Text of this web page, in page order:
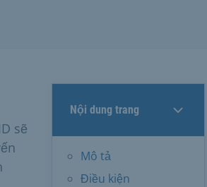
Nội dung trang
Mô tả
Điều kiện
sẽ